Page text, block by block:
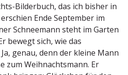
Bilderbuch, das ich bisher in
Ende September im
Schneemann steht im Garten
bewegt sich, wie das
genau, denn der kleine Mann
zum Weihnachtsmann. Er